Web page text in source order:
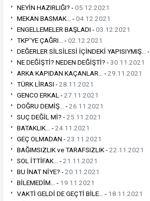
NEYİN HAZIRLIĞI? -05.12.2021
MEKAN BASMAK... -04.12.2021
ENGELLEMELER BAŞLADI -03.12.2021
TKP'YE ÇAĞRI... -02.12.2021
DEĞERLER SİLSİLESİ İÇİNDEKİ YAPISIYMIŞ... -
NE DEĞİŞTİ? NEDEN DEĞİŞTİ? -30.11.2021
ARKA KAPIDAN KAÇANLAR... -29.11.2021
TÜRK LİRASI -28.11.2021
GENCO ERKAL -27.11.2021
DOĞRU DEMİŞ... -26.11.2021
SUÇ DEĞİL Mİ? -25.11.2021
BATAKLIK... -24.11.2021
GEÇ OLMADAN -23.11.2021
BAĞIMSIZLIK ve TARAFSIZLIK -22.11.2021
SOL İTTİFAK... -21.11.2021
BU İNAT NİYE? -20.11.2021
BİLEMEDİM... - 19.11.2021
VAKTİ GELDİ DE GEÇTİ BİLE... - 18.11.2021